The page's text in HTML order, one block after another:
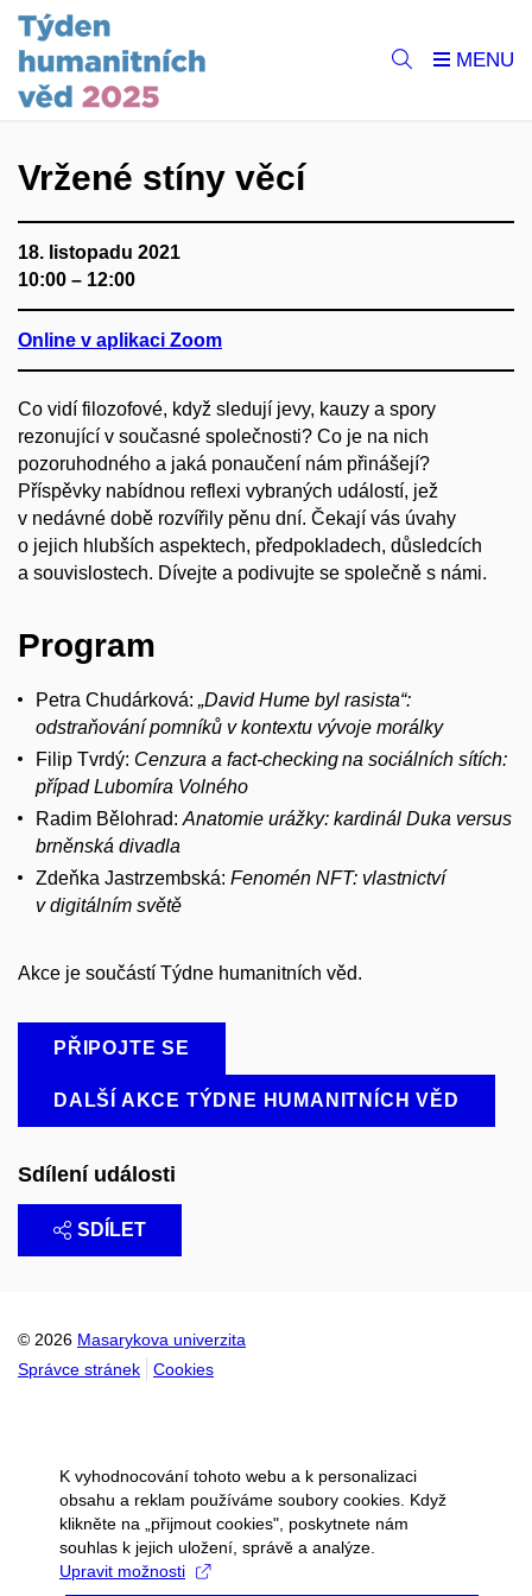
Vržené stíny věcí
18. listopadu 2021
10:00 – 12:00
Online v aplikaci Zoom
Co vidí filozofové, když sledují jevy, kauzy a spory
rezonující v současné společnosti? Co je na nich
pozoruhodného a jaká ponaučení nám přinášejí?
Příspěvky nabídnou reflexi vybraných událostí, jež
v nedávné době rozvířily pěnu dní. Čekají vás úvahy
o jejich hlubších aspektech, předpokladech, důsledcích
a souvislostech. Dívejte a podivujte se společně s námi.
Program
Petra Chudárková: „David Hume byl rasista“:
odstraňování pomníků v kontextu vývoje morálky
Filip Tvrdý: Cenzura a fact-checking na sociálních sítích:
případ Lubomíra Volného
Radim Bělohrad: Anatomie urážky: kardinál Duka versus
brněnská divadla
Zdeňka Jastrzembská: Fenomén NFT: vlastnictví
v digitálním světě
Akce je součástí Týdne humanitních věd.
PŘIPOJTE SE
DALŠÍ AKCE TÝDNE HUMANITNÍCH VĚD
Sdílení události
SDÍLET
© 2026 Masarykova univerzita
Správce stránek
Cookies
K vyhodnocování tohoto webu a k personalizaci
obsahu a reklam používáme soubory cookies. Když
klikněte na „přijmout cookies", poskytnete nám
souhlas k jejich uložení, správě a analýze.
Upravit možnosti